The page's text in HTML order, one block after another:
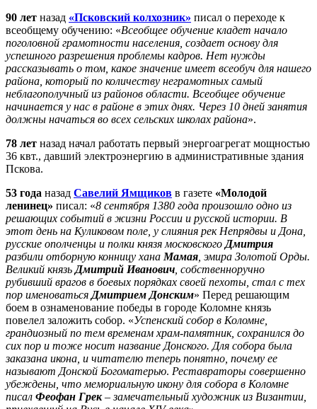
90 лет назад «Псковский колхозник» писал о переходе к
всеобщему обучению: «Всеобщее обучение кладет начало
поголовной грамотности населения, создает основу для
успешного разрешения проблемы кадров. Нет нужды
рассказывать о том, какое значение имеет всеобуч для нашего
района, который по количеству неграмотных самый
неблагополучный из районов области. Всеобщее обучение
начинается у нас в районе в этих днях. Через 10 дней занятия
должны начаться во всех сельских школах района».
78 лет назад начал работать первый энергоагрегат мощностью
36 квт., давший электроэнергию в административные здания
Пскова.
53 года назад Савелий Ямщиков в газете «Молодой
ленинец» писал: «8 сентября 1380 года произошло одно из
решающих событий в жизни России и русской истории. В
этот день на Куликовом поле, у слияния рек Непрядвы и Дона,
русские ополченцы и полки князя московского Дмитрия
разбили отборную конницу хана Мамая , эмира Золотой Орды.
Великий князь Дмитрий Иванович , собственноручно
рубивший врагов в боевых порядках своей пехоты, стал с тех
пор именоваться Дмитрием Донским» Перед решающим
боем в ознаменование победы в городе Коломне князь
повелел заложить собор. «Успенский собор в Коломне,
грандиозный по тем временам храм-памятник, сохранился до
сих пор и тоже носит название Донского. Для собора была
заказана икона, и читателю теперь понятно, почему ее
называют Донской Богоматерью. Реставраторы совершенно
убеждены, что мемориальную икону для собора в Коломне
писал Феофан Грек– замечательный художник из Византии,